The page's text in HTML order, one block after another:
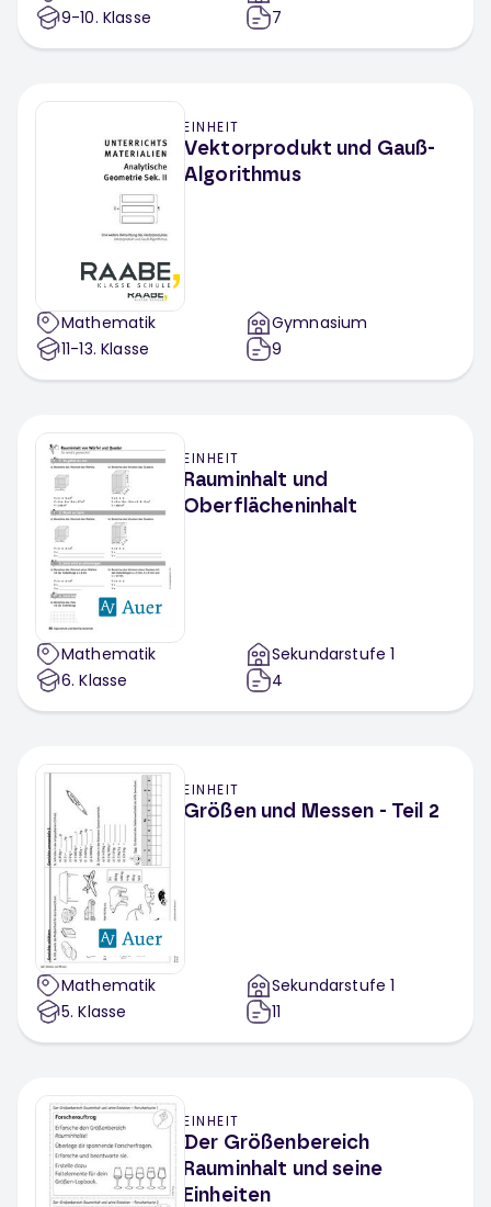
9-10. Klasse
7
EINHEIT
Vektorprodukt und Gauß-
Algorithmus
Mathematik
11-13. Klasse
Gymnasium
9
EINHEIT
Rauminhalt und
Oberflächeninhalt
Mathematik
6. Klasse
Sekundarstufe 1
4
EINHEIT
Größen und Messen - Teil 2
Mathematik
5. Klasse
Sekundarstufe 1
11
EINHEIT
Der Größenbereich
Rauminhalt und seine
Einheiten